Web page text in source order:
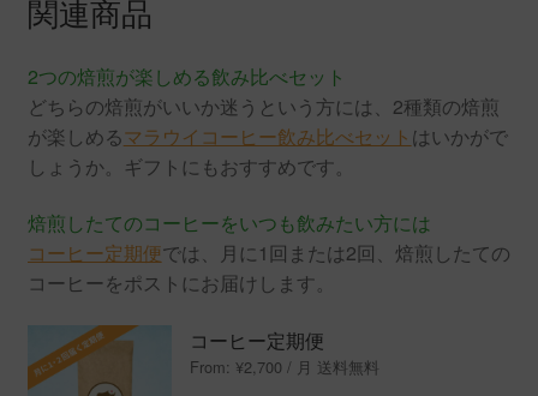
関連商品
2つの焙煎が楽しめる飲み比べセット
どちらの焙煎がいいか迷うという方には、2種類の焙煎
が楽しめるマラウイコーヒー飲み比べセット はいかがで
しょうか。ギフトにもおすすめです。
焙煎したてのコーヒーをいつも飲みたい方には
コーヒー定期便では、月に1回または2回、焙煎したての
コーヒーをポストにお届けします。
コーヒー定期便
From:¥2,700 / 月